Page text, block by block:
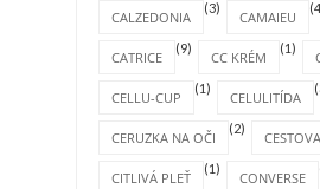
CALZEDONIA
(3)
CAMAIEU
CATRICE
(9)
CC KRÉM
(1)
CELLU-CUP
(1)
CELULITÍDA
CERUZKA NA OČI
(2)
CITLIVÁ PLEŤ
(1)
CONVERSE